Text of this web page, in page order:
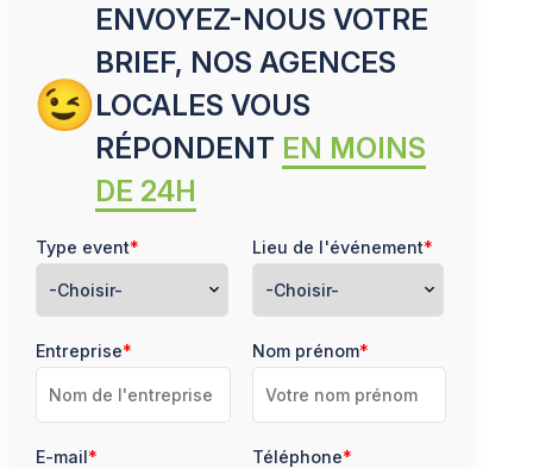
ENVOYEZ-NOUS VOTRE
BRIEF, NOS AGENCES
LOCALES VOUS
RÉPONDENT EN MOINS
DE 24H
Type event*
expand_more
Lieu de l'événement*
expand_more
Entreprise* Nom prénom*
E-mail* Téléphone*